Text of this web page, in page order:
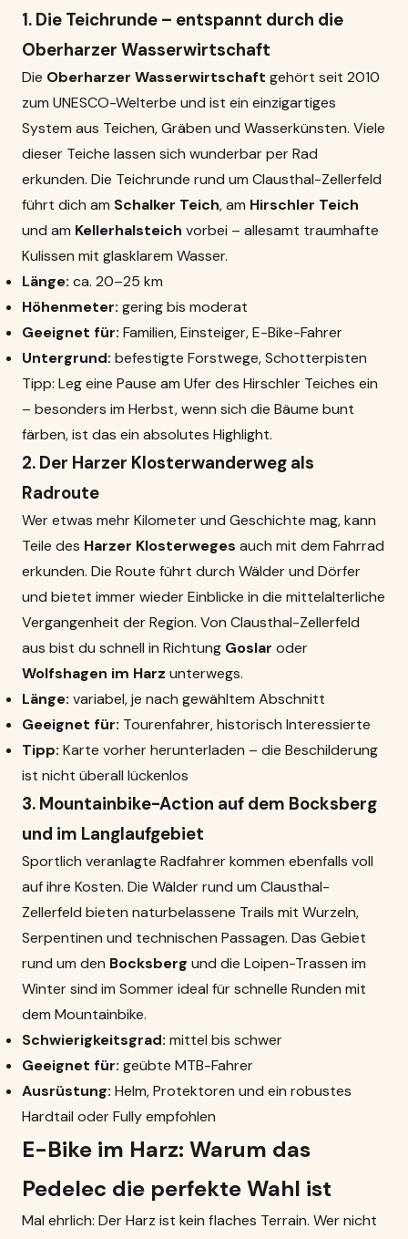
1. Die Teichrunde – entspannt durch die
Oberharzer Wasserwirtschaft
Die Oberharzer Wasserwirtschaft gehört seit 2010
zum UNESCO-Welterbe und ist ein einzigartiges
System aus Teichen, Gräben und Wasserkünsten. Viele
dieser Teiche lassen sich wunderbar per Rad
erkunden. Die Teichrunde rund um Clausthal-Zellerfeld
führt dich am Schalker Teich, am Hirschler Teich
und am Kellerhalsteich vorbei – allesamt traumhafte
Kulissen mit glasklarem Wasser.
Länge: ca. 20–25 km
Höhenmeter: gering bis moderat
Geeignet für: Familien, Einsteiger, E-Bike-Fahrer
Untergrund: befestigte Forstwege, Schotterpisten
Tipp: Leg eine Pause am Ufer des Hirschler Teiches ein
– besonders im Herbst, wenn sich die Bäume bunt
färben, ist das ein absolutes Highlight.
2. Der Harzer Klosterwanderweg als
Radroute
Wer etwas mehr Kilometer und Geschichte mag, kann
Teile des Harzer Klosterweges auch mit dem Fahrrad
erkunden. Die Route führt durch Wälder und Dörfer
und bietet immer wieder Einblicke in die mittelalterliche
Vergangenheit der Region. Von Clausthal-Zellerfeld
aus bist du schnell in Richtung Goslar oder
Wolfshagen im Harz unterwegs.
Länge: variabel, je nach gewähltem Abschnitt
Geeignet für: Tourenfahrer, historisch Interessierte
Tipp: Karte vorher herunterladen – die Beschilderung
ist nicht überall lückenlos
3. Mountainbike-Action auf dem Bocksberg
und im Langlaufgebiet
Sportlich veranlagte Radfahrer kommen ebenfalls voll
auf ihre Kosten. Die Wälder rund um Clausthal-
Zellerfeld bieten naturbelassene Trails mit Wurzeln,
Serpentinen und technischen Passagen. Das Gebiet
rund um den Bocksberg und die Loipen-Trassen im
Winter sind im Sommer ideal für schnelle Runden mit
dem Mountainbike.
Schwierigkeitsgrad: mittel bis schwer
Geeignet für: geübte MTB-Fahrer
Ausrüstung: Helm, Protektoren und ein robustes
Hardtail oder Fully empfohlen
E-Bike im Harz: Warum das
Pedelec die perfekte Wahl ist
Mal ehrlich: Der Harz ist kein flaches Terrain. Wer nicht